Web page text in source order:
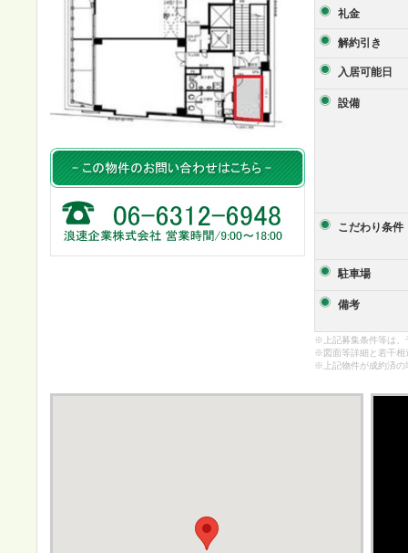
礼金
解約引き
入居可能日
設備
こだわり条件
駐車場
備考
※上記募集条件等は、
※図面等詳細と若干相
※上記物件が成約済の